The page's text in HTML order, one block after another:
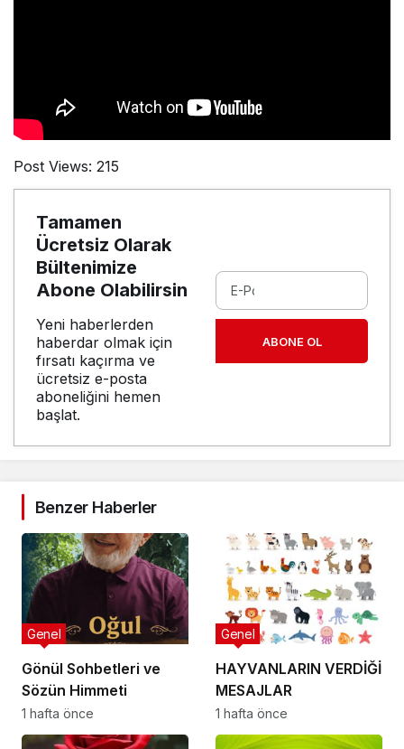
Post Views: 215
Tamamen
Ücretsiz Olarak
Bültenimize
Abone Olabilirsin
Yeni haberlerden
haberdar olmak için
fırsatı kaçırma ve
ücretsiz e-posta
aboneliğini hemen
başlat.
ABONE OL
Benzer Haberler
Gönül Sohbetleri ve
Sözün Himmeti
Genel
1 hafta önce
HAYVANLARIN VERDİĞİ
MESAJLAR
Genel
1 hafta önce